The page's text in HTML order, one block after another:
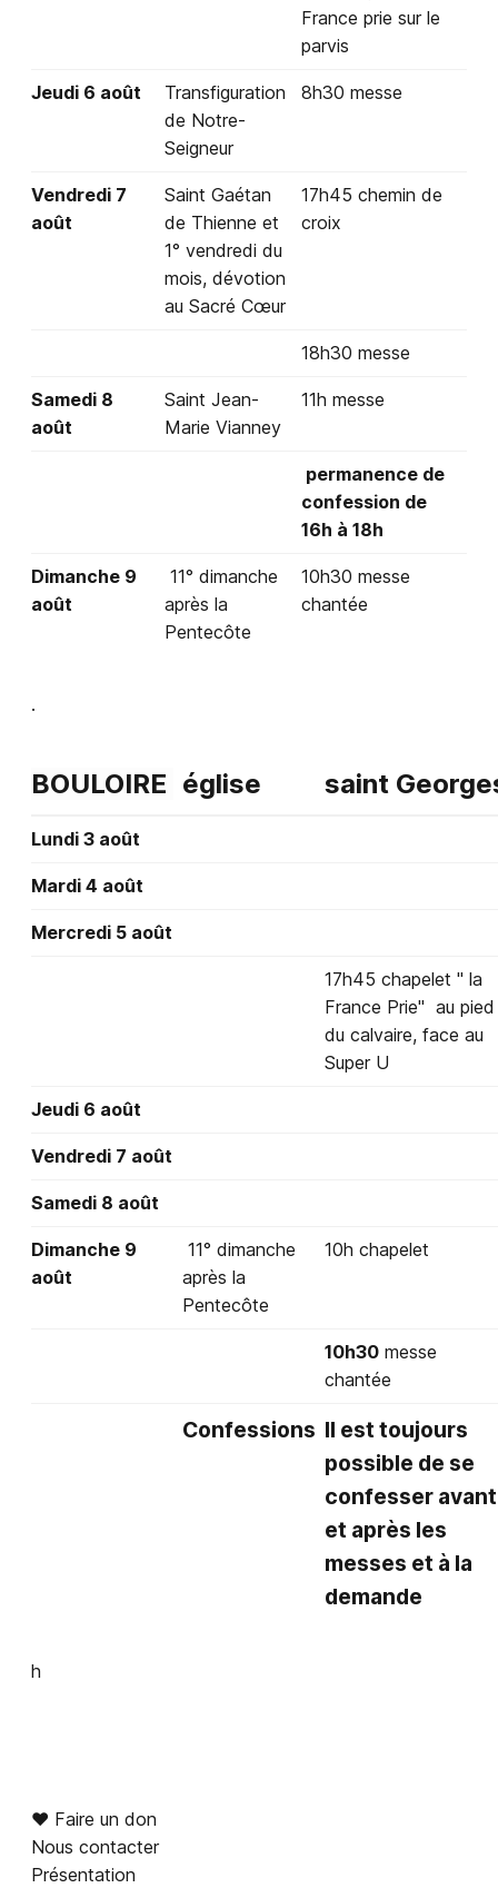
France prie sur le
parvis
Jeudi 6 août
Transfiguration
de Notre-
Seigneur
8h30 messe
Vendredi 7
août
Saint Gaétan
de Thienne et
1° vendredi du
mois, dévotion
au Sacré Cœur
17h45 chemin de
croix
18h30 messe
Samedi 8
août
Saint Jean-
Marie Vianney
11h messe
permanence de
confession de
16h à 18h
Dimanche 9
août
11° dimanche
après la
Pentecôte
10h30 messe
chantée
.
BOULOIRE église saint
Lundi 3 août
Mardi 4 août
Mercredi 5 août
17h45 chapelet " la
France Prie" au pied
du calvaire, face au
Super U
Jeudi 6 août
Vendredi 7 août
Samedi 8 août
Dimanche 9
août
11° dimanche
après la
Pentecôte
10h chapelet
10h30 messe
chantée
Confessions Il est toujours
possible de se
confesser avant
et après les
messes et à la
demande
h
♥︎ Faire un don
Nous contacter
Présentation